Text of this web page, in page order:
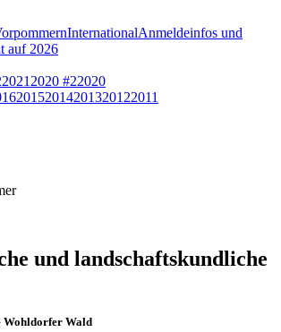
InternationalAnmeldeinfos und
auf 2026
2021 2020 #22020
20152014201320122011
und landschaftskundliche
Wohldorfer Wald